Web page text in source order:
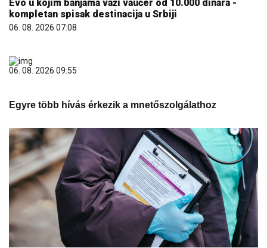
Evo u kojim banjama važi vaučer od 10.000 dinara -
kompletan spisak destinacija u Srbiji
06. 08. 2026 07:08
06. 08. 2026 09:55
Egyre több hívás érkezik a mnetőszolgálathoz